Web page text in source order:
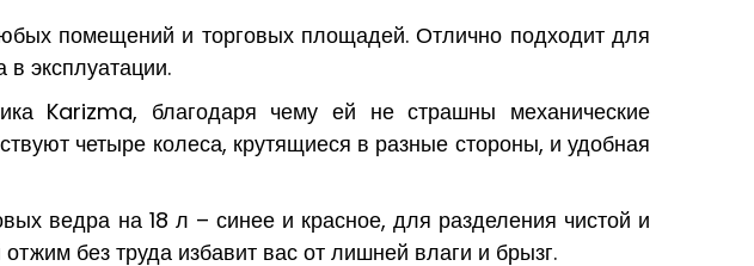
помещений и торговых площадей. Отлично подходит для
эксплуатации.
Karizma, благодаря чему ей не страшны механические
четыре колеса, крутящиеся в разные стороны, и удобная
ведра на 18 л – синее и красное, для разделения чистой и
без труда избавит вас от лишней влаги и брызг.